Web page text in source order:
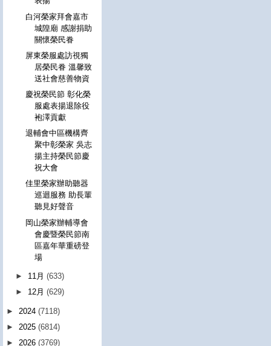
白河榮家拜會嘉市
城隍廟 感謝捐助
關懷榮民眷
屏東榮服處訪視獨
居榮民眷 溫馨致
送社會慈善物資
慶祝榮民節 彰化榮
服處表揚退除役
袍澤貢獻
退輔會中區機構齊
聚中彰榮家 吳志
揚主持榮民節慶
祝大會
佳里榮家辦助聽器
巡迴服務 助長輩
聽見好聲音
岡山榮家辦輔導會
會慶暨榮民節南
區嘉年華重磅登
場
► 11月(633)
► 12月(629)
► 2024 (7118)
► 2025 (6814)
► 2026 (3769)